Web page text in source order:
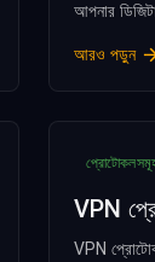
আপনার
আরও পড়ুন
VPN
VPN